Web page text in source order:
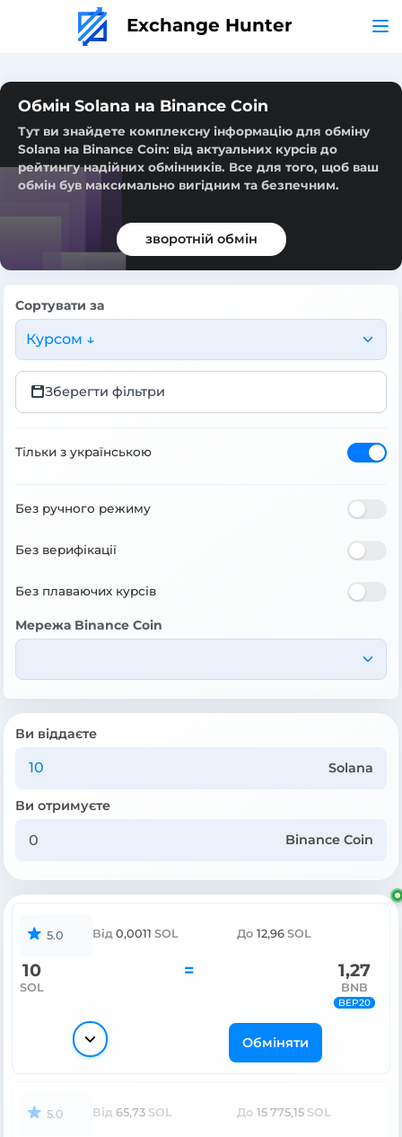
Exchange Hunter
Обмін Solana на Binance Coin
Тут ви знайдете комплексну інформацію для обміну
Solana на Binance Coin: від актуальних курсів до
рейтингу надійних обмінників. Все для того, щоб ваш
обмін був максимально вигідним та безпечним.
зворотній обмін
Сортувати за
Курсом ↓
Зберегти фільтри
Тільки з українською
Без ручного режиму
Без верифікації
Без плаваючих курсів
Мережа Binance Coin
Ви віддаєте
Solana
Ви отримуєте
Binance Coin
5.0 Від 0,0011 SOL До 12,96 SOL
10
SOL
= 1,27
BNB
BEP20
Обміняти
5.0 Від 65,73 SOL До 15 775,15 SOL